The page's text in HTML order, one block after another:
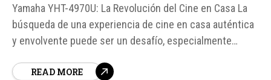
Yamaha YHT-4970U: La Revolución del Cine en Casa La
búsqueda de una experiencia de cine en casa auténtica
y envolvente puede ser un desafío, especialmente
Yamaha, un líder en la industria del sonido, ha lanzado el
READ MORE